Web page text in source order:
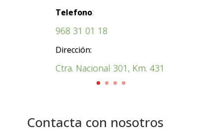
Telefono:
968 31 01 18
Dirección:
Ctra. Nacional 301, Km. 431
Contacta con nosotros